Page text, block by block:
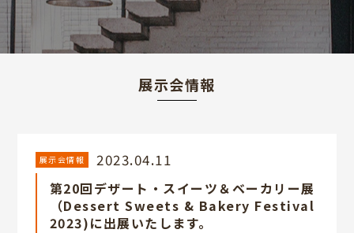
展示会情報
展示会情報 2023.04.11
第20回デザート・スイーツ＆ベーカリー展
（Dessert Sweets & Bakery Festival
2023)に出展いたします。